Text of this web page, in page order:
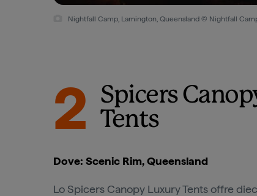
Nightfall Camp, Lamington, Queensland © Nightfall
2
Spicers
Tents
Dove: Scenic Rim, Queensland
Lo Spicers Canopy Luxury Tents offre